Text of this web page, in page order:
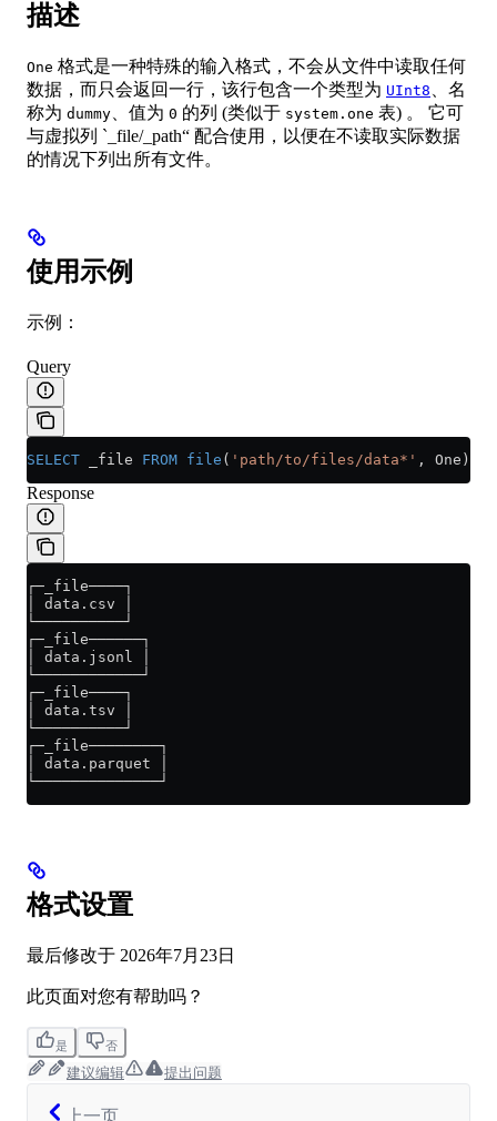
描述
One 格式是一种特殊的输入格式，不会从文件中读取任何
数据，而只会返回一行，该行包含一个类型为 UInt8
、名
称为 dummy 、值为 0 的列 (类似于 system.one 表) 。 它可
与虚拟列 `_file/_path“ 配合使用，以便在不读取实际数据
的情况下列出所有文件。
使用示例
示例：
Query
SELECT _file FROM file ( 'path/to/files/data*' , One);
Response
┌─_file────┐
│ data.csv │
└──────────┘
┌─_file──────┐
│ data.jsonl │
└────────────┘
┌─_file────┐
│ data.tsv │
└──────────┘
┌─_file────────┐
│ data.parquet │
└──────────────┘
格式设置
最后修改于 2026年7月23日
此页面对您有帮助吗？
是 否
建议编辑 提出问题
上一页